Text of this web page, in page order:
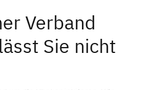
Verband
Sie nicht